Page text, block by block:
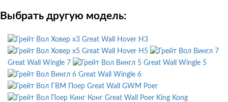
Выбрать другую модель:
Great Wall Hover H3
Great Wall Hover H5
Great Wall Wingle 7
Great Wall Wingle 5
Great Wall Wingle 6
Great Wall GWM Poer
Great Wall Poer King Kong